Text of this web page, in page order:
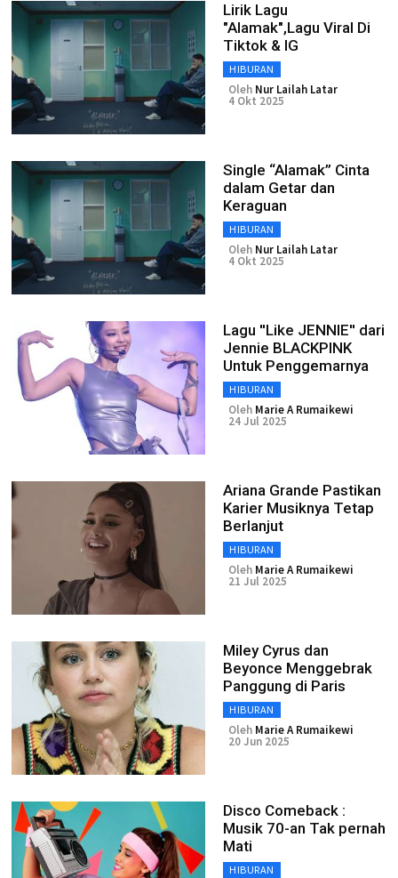
Lirik Lagu
"Alamak",Lagu Viral Di
Tiktok & IG
HIBURAN
Oleh Nur Lailah Latar
4 Okt 2025
Single “Alamak” Cinta
dalam Getar dan
Keraguan
HIBURAN
Oleh Nur Lailah Latar
4 Okt 2025
Lagu ''Like JENNIE'' dari
Jennie BLACKPINK
Untuk Penggemarnya
HIBURAN
Oleh Marie A Rumaikewi
24 Jul 2025
Ariana Grande Pastikan
Karier Musiknya Tetap
Berlanjut
HIBURAN
Oleh Marie A Rumaikewi
21 Jul 2025
Miley Cyrus dan
Beyonce Menggebrak
Panggung di Paris
HIBURAN
Oleh Marie A Rumaikewi
20 Jun 2025
Disco Comeback :
Musik 70-an Tak pernah
Mati
HIBURAN